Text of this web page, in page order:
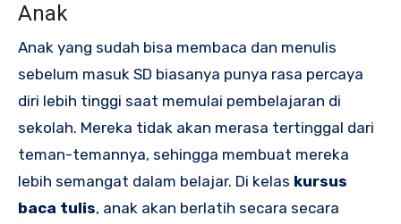
Anak
Anak yang sudah bisa membaca dan menulis
sebelum masuk SD biasanya punya rasa percaya
diri lebih tinggi saat memulai pembelajaran di
sekolah. Mereka tidak akan merasa tertinggal dari
teman-temannya, sehingga membuat mereka
lebih semangat dalam belajar. Di kelas kursus
baca tulis, anak akan berlatih secara secara